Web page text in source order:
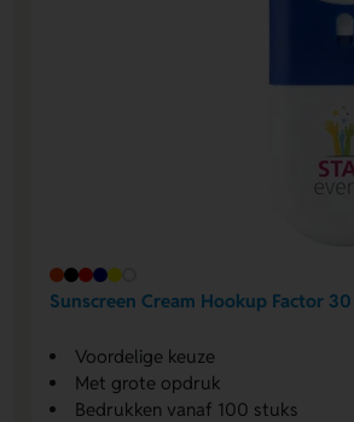
Sunscreen Cream Hookup Factor 30
Voordelige keuze
Met grote opdruk
Bedrukken vanaf 100 stuks